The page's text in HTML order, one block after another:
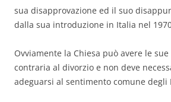
sua disapprovazione ed il suo
dalla sua introduzione in Italia nel
Ovviamente la Chiesa può avere le
contraria al divorzio e non deve
adeguarsi al sentimento comune degli